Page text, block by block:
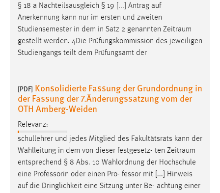
§ 18 a Nachteilsausgleich § 19 [...] Antrag auf
Anerkennung kann nur im ersten und zweiten
Studiensemester in dem in Satz 2 genannten Zeitraum
gestellt werden. 4Die Prüfungskommission des jeweiligen
Studiengangs teilt dem Prüfungsamt der
[PDF] Konsolidierte Fassung der Grundordnung in
der Fassung der 7.Änderungssatzung vom der
OTH Amberg-Weiden
Relevanz:
schullehrer und jedes Mitglied des Fakultätsrats kann der
Wahlleitung in dem von dieser festgesetz- ten Zeitraum
entsprechend § 8 Abs. 10 Wahlordnung der Hochschule
eine Professorin oder einen Pro- fessor mit [...] Hinweis
auf die Dringlichkeit eine Sitzung unter Be- achtung einer